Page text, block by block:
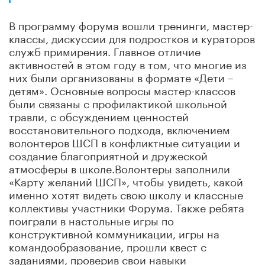
В программу форума вошли тренинги, мастер-
классы, дискуссии для подростков и кураторов
служб примирения. Главное отличие
активностей в этом году в том, что многие из
них были организованы в формате «Дети –
детям». Основные вопросы мастер-классов
были связаны с профилактикой школьной
травли, с обсуждением ценностей
восстановительного подхода, включением
волонтеров ШСП в конфликтные ситуации и
создание благоприятной и дружеской
атмосферы в школе.Волонтеры заполнили
«Карту желаний ШСП», чтобы увидеть, какой
именно хотят видеть свою школу и классные
коллективы участники Форума. Также ребята
поиграли в настольные игры по
конструктивной коммуникации, игры на
командообразование, прошли квест с
заданиями, проверив свои навыки